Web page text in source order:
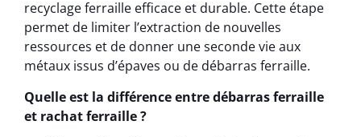
recyclage ferraille efficace et durable. Cette étape
permet de limiter l’extraction de nouvelles
ressources et de donner une seconde vie aux
métaux issus d’épaves ou de débarras ferraille.
Quelle est la différence entre débarras ferraille
et rachat ferraille ?